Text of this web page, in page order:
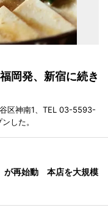
岡発、新宿に続き
区神南1、TEL 03-5593-
した。
が再始動 本店を大規模